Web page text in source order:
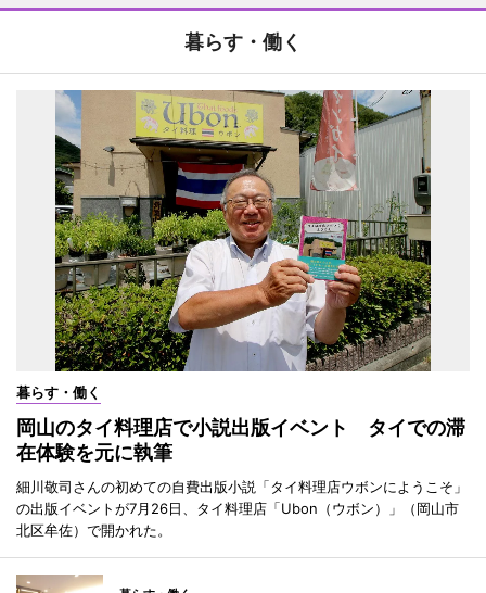
暮らす・働く
暮らす・働く
岡山のタイ料理店で小説出版イベント タイでの滞
在体験を元に執筆
細川敬司さんの初めての自費出版小説「タイ料理店ウボンにようこそ」
の出版イベントが7月26日、タイ料理店「Ubon（ウボン）」（岡山市
北区牟佐）で開かれた。